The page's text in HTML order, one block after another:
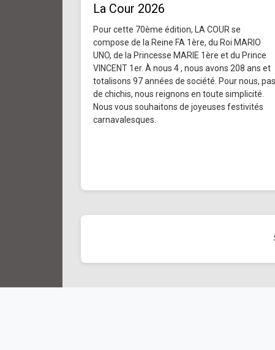
La Cour 2026
Pour cette 70ème édition, LA COUR se
compose de la Reine FA 1ère, du Roi MARIO
UNO, de la Princesse MARIE 1ère et du Prince
VINCENT 1er. À nous 4 , nous avons 208 ans et
totalisons 97 années de société. Pour nous, pas
de chichis, nous reignons en toute simplicité.
Nous vous souhaitons de joyeuses festivités
carnavalesques.